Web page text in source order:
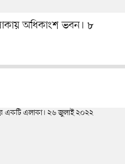
অধিকাংশ ভবন। ৮